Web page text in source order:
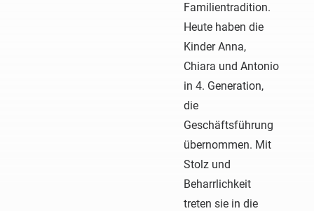
Familientradition.
Heute haben die
Kinder Anna,
Chiara und Antonio
in 4. Generation,
die
Geschäftsführung
übernommen. Mit
Stolz und
Beharrlichkeit
treten sie in die